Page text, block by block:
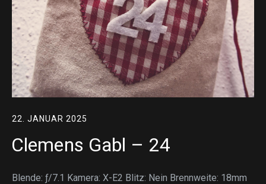
22. JANUAR 2025
Clemens Gabl – 24
Blende: ƒ/7.1 Kamera: X-E2 Blitz: Nein Brennweite: 18mm